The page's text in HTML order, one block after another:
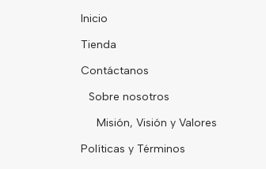
Inicio
Tienda
Contáctanos
Sobre nosotros
Misión, Visión y Valores
Políticas y Términos